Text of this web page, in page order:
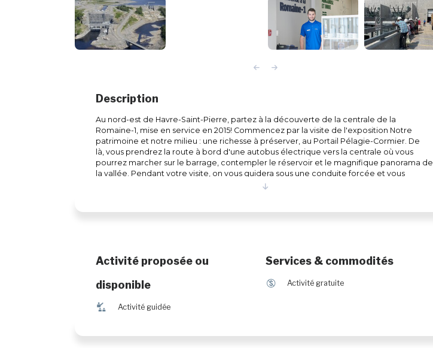
Description
Au nord-est de Havre-Saint-Pierre, partez à la découverte de la centrale de la
Romaine-1, mise en service en 2015! Commencez par la visite de l'exposition Notre
patrimoine et notre milieu : une richesse à préserver, au Portail Pélagie-Cormier. De
là, vous prendrez la route à bord d'une autobus électrique vers la centrale où vous
pourrez marcher sur le barrage, contempler le réservoir et le magnifique panorama de
la vallée. Pendant votre visite, on vous guidera sous une conduite forcée et vous
ressentirez la force motrice de l'eau qui permet de produire de l'électricité. Vous
Activité proposée ou
disponible
î Activité guidée
Services & commodités
$ Activité gratuite